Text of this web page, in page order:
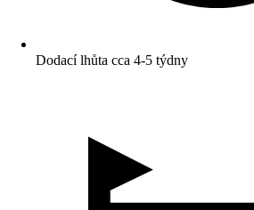
Dodací lhůta cca 4-5 týdny